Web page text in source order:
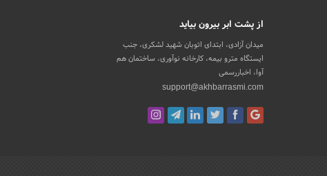
از پشت ابر بیرون بیاید
میدان آزادی، ابتدای اتوبان شهید لشکری، جنب
ایستگاه مترو بیمه، کارخانه نوآوری، ساختمان هم
آوا، اخباررسمی
support@akhbarrasmi.com